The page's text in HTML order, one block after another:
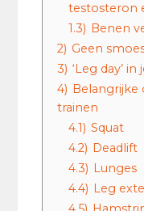
testosteron
1.3) Benen
2) Geen
3) ‘Leg day’
4) Belangrijke
trainen
4.1) Squat
4.2) Deadlift
4.3) Lunges
4.4) Leg